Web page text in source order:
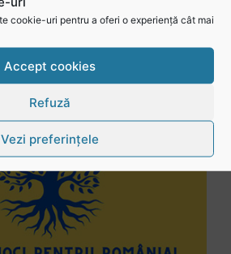
cookie-uri pentru a oferi o experiență cât mai
Accept cookies
Refuză
Vezi preferințele